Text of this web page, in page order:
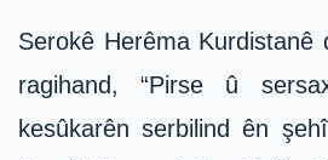
Serokê Herêma Kurdistanê
ragihand, “Pirse û
kesûkarên serbilind ên